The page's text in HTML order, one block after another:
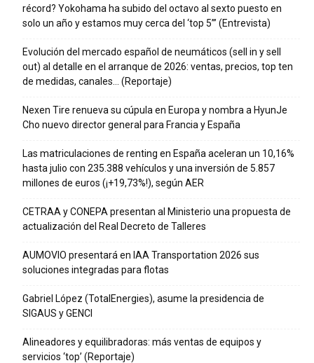
récord? Yokohama ha subido del octavo al sexto puesto en
solo un año y estamos muy cerca del ‘top 5’” (Entrevista)
Evolución del mercado español de neumáticos (sell in y sell
out) al detalle en el arranque de 2026: ventas, precios, top ten
de medidas, canales… (Reportaje)
Nexen Tire renueva su cúpula en Europa y nombra a HyunJe
Cho nuevo director general para Francia y España
Las matriculaciones de renting en España aceleran un 10,16%
hasta julio con 235.388 vehículos y una inversión de 5.857
millones de euros (¡+19,73%!), según AER
CETRAA y CONEPA presentan al Ministerio una propuesta de
actualización del Real Decreto de Talleres
AUMOVIO presentará en IAA Transportation 2026 sus
soluciones integradas para flotas
Gabriel López (TotalEnergies), asume la presidencia de
SIGAUS y GENCI
Alineadores y equilibradoras: más ventas de equipos y
servicios ‘top’ (Reportaje)